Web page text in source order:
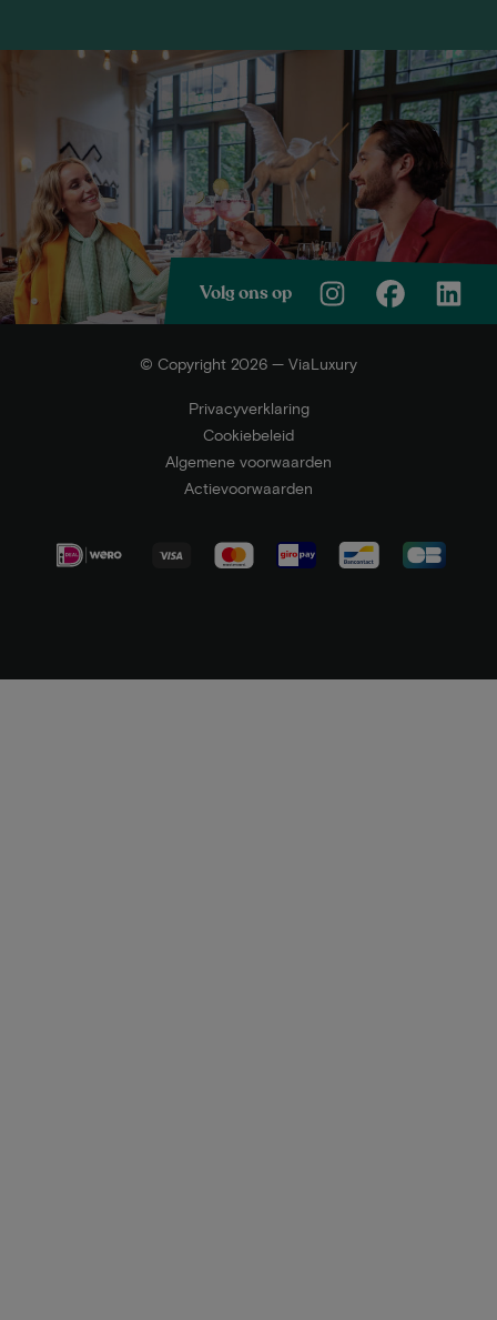
Volg ons op
© Copyright 2026 — ViaLuxury
Privacyverklaring
Cookiebeleid
Algemene voorwaarden
Actievoorwaarden